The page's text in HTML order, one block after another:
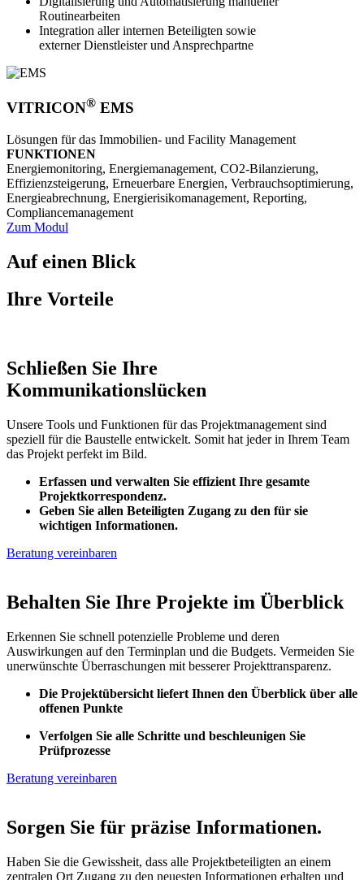
Routinearbeiten
Integration aller internen Beteiligten sowie
externer Dienstleister und Ansprechpartne
VITRICON® EMS
Lösungen für das Immobilien- und Facility Management
FUNKTIONEN
Energie­­monitoring, Energie­­management, CO2-­Bilanzierung,
Effizienz­­steigerung, Erneuerbare Energien, Verbrauchs­­optimierung,
Energie­­abrechnung, Energie­­risiko­­management, Reporting,
Compliance­­management
Zum Modul
Auf einen Blick
Ihre Vorteile
Schließen Sie Ihre
Kommunikationslücken
Unsere Tools und Funktionen für das Projektmanagement sind
speziell für die Baustelle entwickelt. Somit hat jeder in Ihrem Team
das Projekt perfekt im Bild.
Erfassen und verwalten Sie effizient Ihre gesamte
Projektkorrespondenz.
Geben Sie allen Beteiligten Zugang zu den für sie
wichtigen Informationen.
Beratung vereinbaren
Behalten Sie Ihre Projekte im Überblick
Erkennen Sie schnell potenzielle Probleme und deren
Auswirkungen auf den Terminplan und die Budgets. Vermeiden Sie
unerwünschte Überraschungen mit besserer Projekttransparenz.
​Die Projektübersicht liefert Ihnen den Überblick über alle
offenen Punkte
​Verfolgen Sie alle Schritte und beschleunigen Sie
Prüfprozesse
Beratung vereinbaren
Sorgen Sie für präzise Informationen.
Haben Sie die Gewissheit, dass alle Projektbeteiligten an einem
zentralen Ort Zugang zu den neuesten Informationen erhalten und